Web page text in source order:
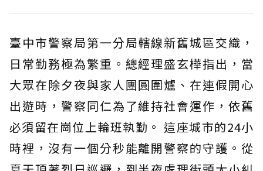
臺中市警察局第一分局轄線新舊城區交織，
日常勤務極為繁重。總經理盛玄樺指出，當
大眾在除夕夜與家人團圓圍爐、在連假開心
出遊時，警察同仁為了維持社會運作，依舊
必須留在崗位上輪班執勤。 這座城市的24小
時裡，沒有一個分秒能離開警察的守護。從